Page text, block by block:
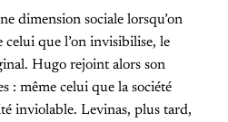
dimension sociale lorsqu’on
celui que l’on invisibilise, le
Hugo rejoint alors son
: même celui que la société
inviolable. Levinas, plus tard,